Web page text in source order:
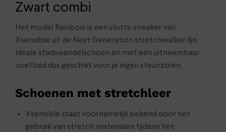
Zwart combi
Het model Rainbow is een vlotte sneaker van
Xsensible uit de Next Generation stretchwalker lijn.
Ideale stadswandelschoen en met een uitneembaar
voetbed dus geschikt voor je eigen steunzolen.
Schoenen met stretchleer
Xsensible staat voornamelijk bekend door het
gebruik van stretch materialen tijdens het